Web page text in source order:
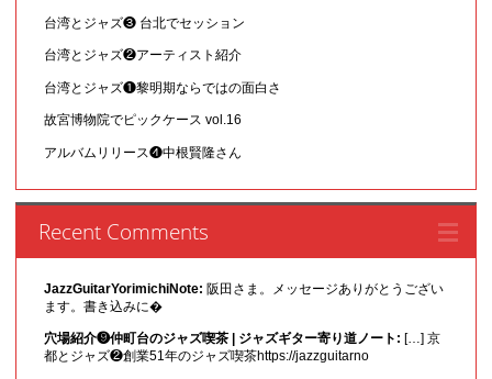
台湾とジャズ❸ 台北でセッション
台湾とジャズ❷アーティスト紹介
台湾とジャズ❶黎明期ならではの面白さ
故宮博物院でピックケース vol.16
アルバムリリース❹中根賢隆さん
Recent Comments
JazzGuitarYorimichiNote: 阪田さま。メッセージありがとうござい
ます。書き込みに�
穴場紹介❾仲町台のジャズ喫茶 | ジャズギター寄り道ノート: […] 京
都とジャズ❷創業51年のジャズ喫茶https://jazzguitarno